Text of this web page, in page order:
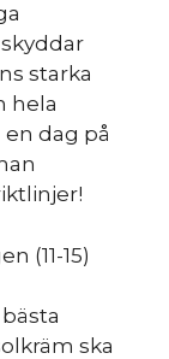
starka
hela
dag på
(11-15)
ska